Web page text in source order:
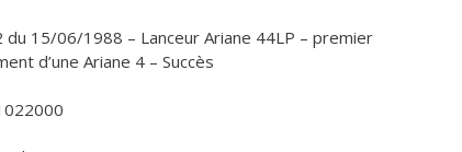
du 15/06/1988 – Lanceur Ariane 44LP – premier
d’une Ariane 4 – Succès